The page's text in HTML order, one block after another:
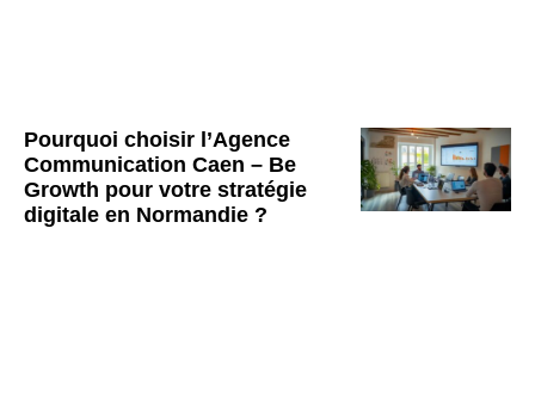
Pourquoi choisir l’Agence
Communication Caen – Be
Growth pour votre stratégie
digitale en Normandie ?